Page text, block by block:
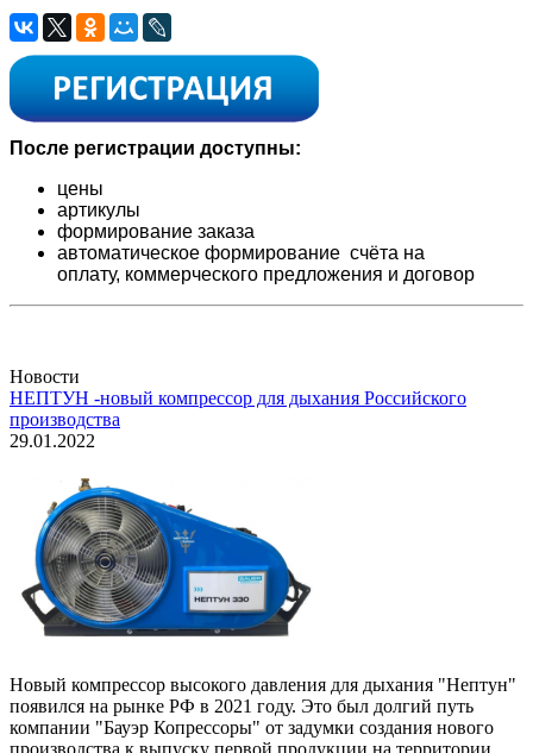
После регистрации доступны:
цены
артикулы
формирование заказа
автоматическое формирование счёта на
оплату, коммерческого предложения и договор
Новости
НЕПТУН -новый компрессор для дыхания Российского
производства
29.01.2022
Новый компрессор высокого давления для дыхания "Нептун"
появился на рынке РФ в 2021 году. Это был долгий путь
компании "Бауэр Копрессоры" от задумки создания нового
производства к выпуску первой продукции на территории